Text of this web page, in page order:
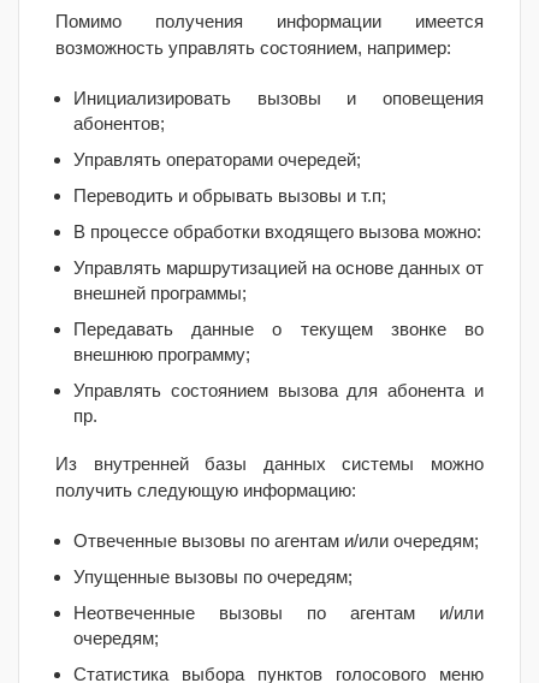
Помимо получения информации имеется
возможность управлять состоянием, например:
Инициализировать вызовы и оповещения
абонентов;
Управлять операторами очередей;
Переводить и обрывать вызовы и т.п;
В процессе обработки входящего вызова можно:
Управлять маршрутизацией на основе данных от
внешней программы;
Передавать данные о текущем звонке во
внешнюю программу;
Управлять состоянием вызова для абонента и
пр.
Из внутренней базы данных системы можно
получить следующую информацию:
Отвеченные вызовы по агентам и/или очередям;
Упущенные вызовы по очередям;
Неотвеченные вызовы по агентам и/или
очередям;
Статистика выбора пунктов голосового меню